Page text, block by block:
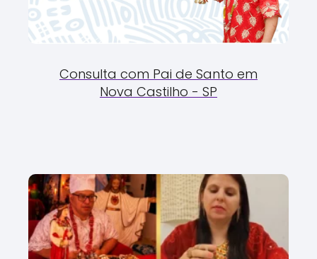
Consulta com Pai de Santo em
Nova Castilho - SP